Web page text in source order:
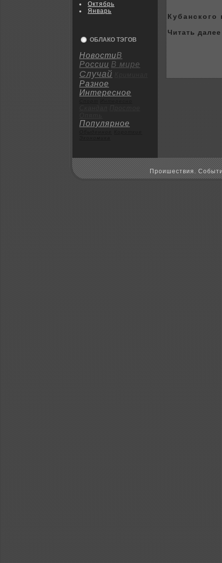
Октябрь
Январь
ОБЛАКО ТЭГОВ
НовостиВ
России В мире
Случай
Разное
Интересное
Популярное
Кубанскoго
Читать
Пpoишествия.